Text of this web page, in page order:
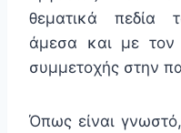
θεματικά πεδία
άμεσα και με τον
συμμετοχής στην
Όπως είναι